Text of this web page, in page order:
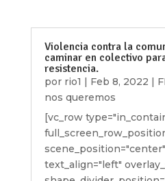
Violencia contra la
caminar en colectivo
resistencia.
por rio1 | Feb 8, 2022 |
nos queremos
[vc_row
text_align="left"